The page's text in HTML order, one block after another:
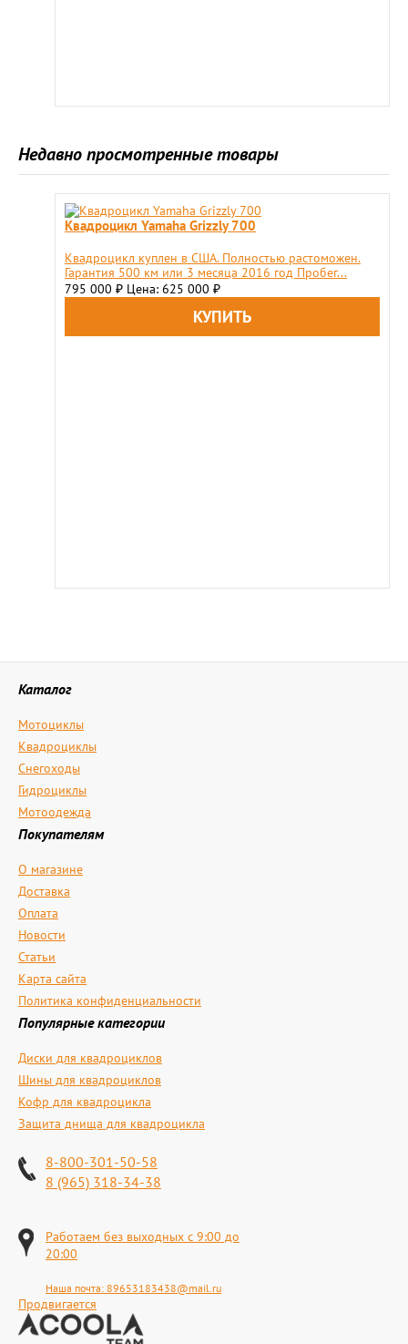
Недавно просмотренные товары
Квадроцикл Yamaha Grizzly 700
Квадроцикл куплен в США. Полностью растоможен.
Гарантия 500 км или 3 месяца 2016 год Пробег...
795 000 ₽ Цена: 625 000 ₽
Каталог
Мотоциклы
Квадроциклы
Снегоходы
Гидроциклы
Мотоодежда
Покупателям
О магазине
Доставка
Оплата
Новости
Статьи
Карта сайта
Политика конфиденциальности
Популярные категории
Диски для квадроциклов
Шины для квадроциклов
Кофр для квадроцикла
Защита днища для квадроцикла
8-800-301-50-58
8 (965) 318-34-38
Работаем без выходных с 9:00 до
20:00
Наша почта: 89653183438@mail.ru
Продвигается